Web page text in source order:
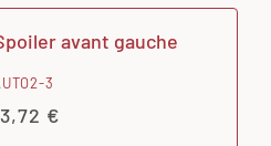
avant gauche
3
€